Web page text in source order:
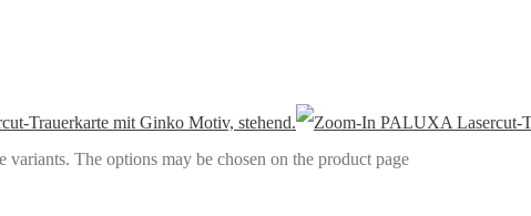
variants. The options may be chosen on the product page